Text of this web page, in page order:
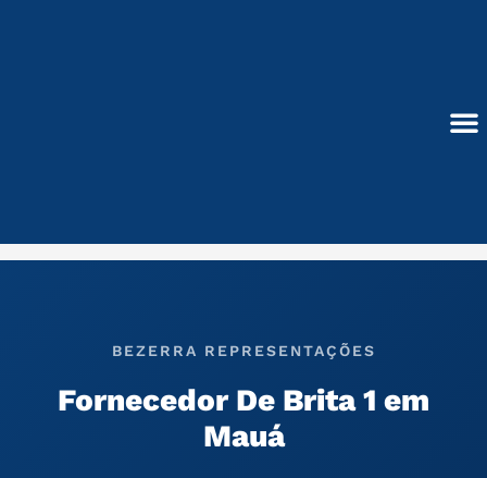
BEZERRA REPRESENTAÇÕES
Fornecedor De Brita 1 em
Mauá